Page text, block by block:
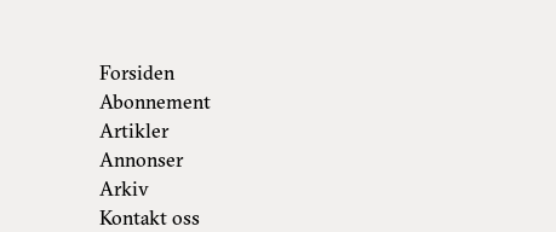
Forsiden
Abonnement
Artikler
Annonser
Arkiv
Kontakt oss